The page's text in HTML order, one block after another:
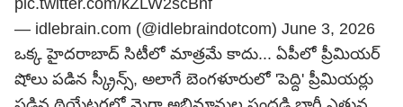
pic.twitter.com/kZLW2scBnf
— idlebrain.com (@idlebraindotcom) June 3, 2026
ఒక్క హైదరాబాద్‌ సిటీలో మాత్రమే కాదు... ఏపీలో ప్రీమియర్
షోలు పడిన స్క్రీన్స్, అలాగే బెంగళూరులో 'పెద్ది' ప్రీమియర్లు